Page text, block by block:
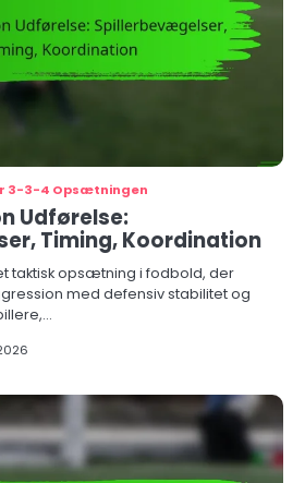
3-3-4 Opsætningen
Udførelse:
Timing, Koordination
taktisk opsætning i fodbold, der
med defensiv stabilitet og